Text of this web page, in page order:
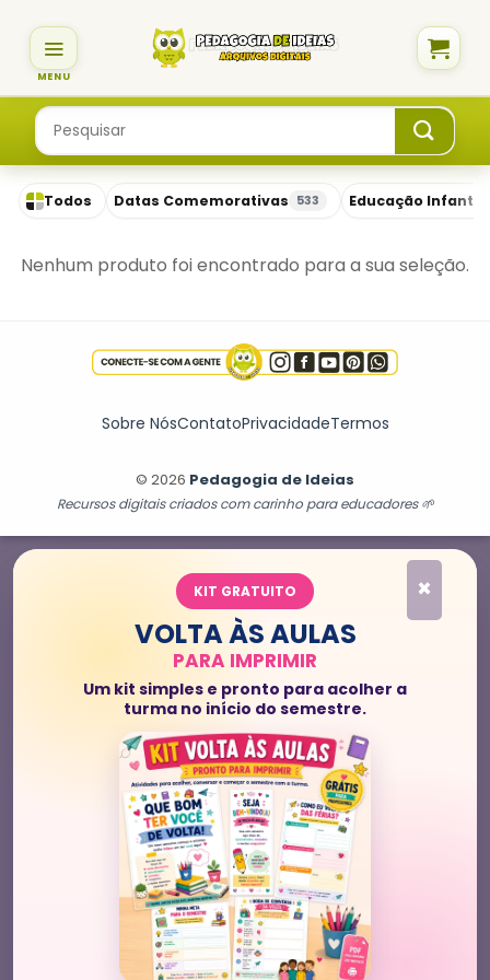
content
Pesquisar
por:
Todos Datas Comemorativas 533 Educação Infantil
Nenhum produto foi encontrado para a sua seleção.
Sobre NósContatoPrivacidadeTermos
© 2026 Pedagogia de Ideias
Recursos digitais criados com carinho para educadores 🌱
×
KIT GRATUITO
VOLTA ÀS AULAS
PARA IMPRIMIR
Um kit simples e pronto para acolher a
turma no início do semestre.